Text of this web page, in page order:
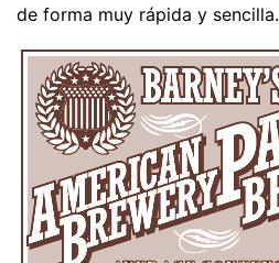
de forma muy rápida y sencilla.